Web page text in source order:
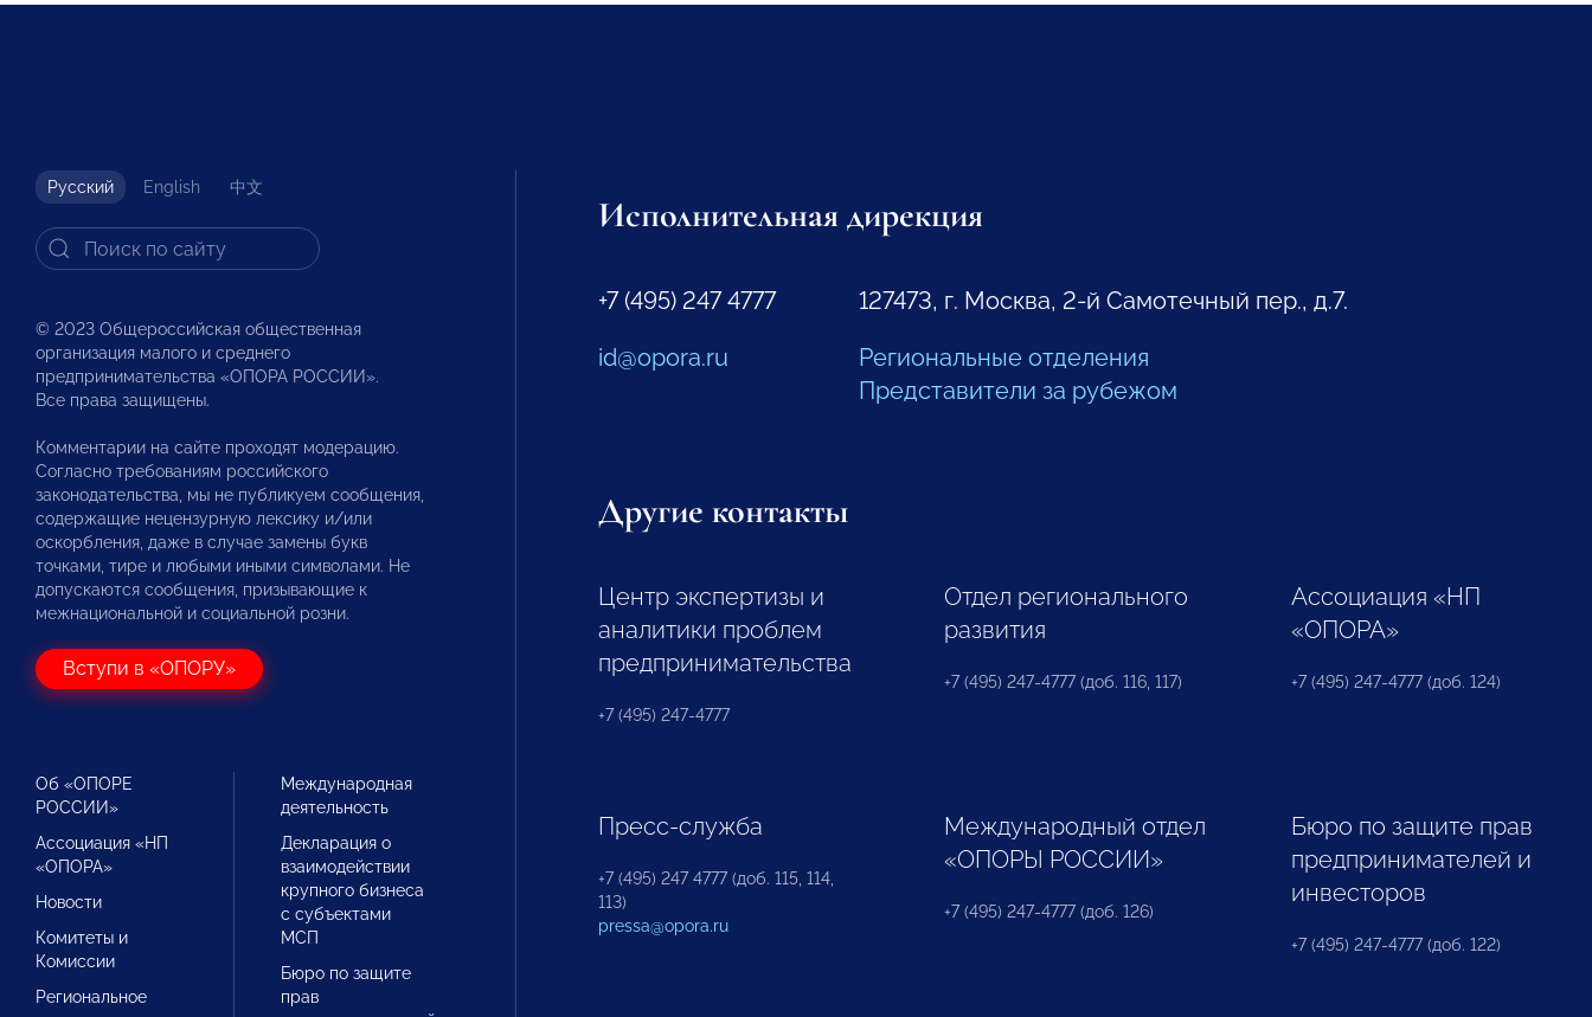
Русский English 中文
© 2023 Общероссийская общественная
организация малого и среднего
предпринимательства «ОПОРА РОССИИ».
Все права защищены.
Комментарии на сайте проходят модерацию.
Согласно требованиям российского
законодательства, мы не публикуем сообщения,
содержащие нецензурную лексику и/или
оскорбления, даже в случае замены букв
точками, тире и любыми иными символами. Не
допускаются сообщения, призывающие к
межнациональной и социальной розни.
Вступи в «ОПОРУ»
Об «ОПОРЕ
РОССИИ»
Ассоциация «НП
«ОПОРА»
Новости
Комитеты и
Комиссии
Региональное
Международная
деятельность
Декларация о
взаимодействии
крупного бизнеса
с субъектами
МСП
Бюро по защите
прав
Исполнительная дирекция
+7 (495) 247 4777
id@opora.ru
127473, г. Москва, 2-й Самотечный пер., д.7.
Региональные отделения
Представители за рубежом
Другие контакты
Центр экспертизы и
аналитики проблем
предпринимательства
+7 (495) 247-4777
Отдел регионального
развития
+7 (495) 247-4777 (доб. 116, 117)
Ассоциация «НП
«ОПОРА»
+7 (495) 247-4777 (доб. 124)
Пресс-служба
+7 (495) 247 4777 (доб. 115, 114,
113)
pressa@opora.ru
Международный отдел
«ОПОРЫ РОССИИ»
+7 (495) 247-4777 (доб. 126)
Бюро по защите прав
предпринимателей и
инвесторов
+7 (495) 247-4777 (доб. 122)